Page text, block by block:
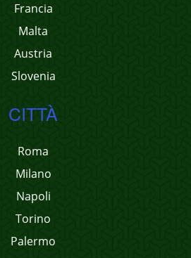
Francia
Malta
Austria
Slovenia
CITTÀ
Roma
Milano
Napoli
Torino
Palermo